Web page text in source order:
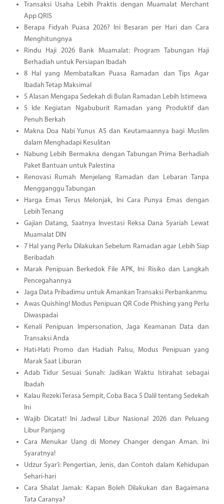
Transaksi Usaha Lebih Praktis dengan Muamalat Merchant
App QRIS
Berapa Fidyah Puasa 2026? Ini Besaran per Hari dan Cara
Menghitungnya
Rindu Haji 2026 Bank Muamalat: Program Tabungan Haji
Berhadiah untuk Persiapan Ibadah
8 Hal yang Membatalkan Puasa Ramadan dan Tips Agar
Ibadah Tetap Maksimal
5 Alasan Mengapa Sedekah di Bulan Ramadan Lebih Istimewa
5 Ide Kegiatan Ngabuburit Ramadan yang Produktif dan
Penuh Berkah
Makna Doa Nabi Yunus AS dan Keutamaannya bagi Muslim
dalam Menghadapi Kesulitan
Nabung Lebih Bermakna dengan Tabungan Prima Berhadiah
Paket Bantuan untuk Palestina
Renovasi Rumah Menjelang Ramadan dan Lebaran Tanpa
Mengganggu Tabungan
Harga Emas Terus Melonjak, Ini Cara Punya Emas dengan
Lebih Tenang
Gajian Datang, Saatnya Investasi Reksa Dana Syariah Lewat
Muamalat DIN
7 Hal yang Perlu Dilakukan Sebelum Ramadan agar Lebih Siap
Beribadah
Marak Penipuan Berkedok File APK, Ini Risiko dan Langkah
Pencegahannya
Jaga Data Pribadimu untuk Amankan Transaksi Perbankanmu
Awas Quishing! Modus Penipuan QR Code Phishing yang Perlu
Diwaspadai
Kenali Penipuan Impersonation, Jaga Keamanan Data dan
Transaksi Anda
Hati-Hati Promo dan Hadiah Palsu, Modus Penipuan yang
Marak Saat Liburan
Adab Tidur Sesuai Sunah: Jadikan Waktu Istirahat sebagai
Ibadah
Kalau Rezeki Terasa Sempit, Coba Baca 5 Dalil tentang Sedekah
Ini
Wajib Dicatat! Ini Jadwal Libur Nasional 2026 dan Peluang
Libur Panjang
Cara Menukar Uang di Money Changer dengan Aman. Ini
Syaratnya!
Udzur Syar’i: Pengertian, Jenis, dan Contoh dalam Kehidupan
Sehari-hari
Cara Shalat Jamak: Kapan Boleh Dilakukan dan Bagaimana
Tata Caranya?